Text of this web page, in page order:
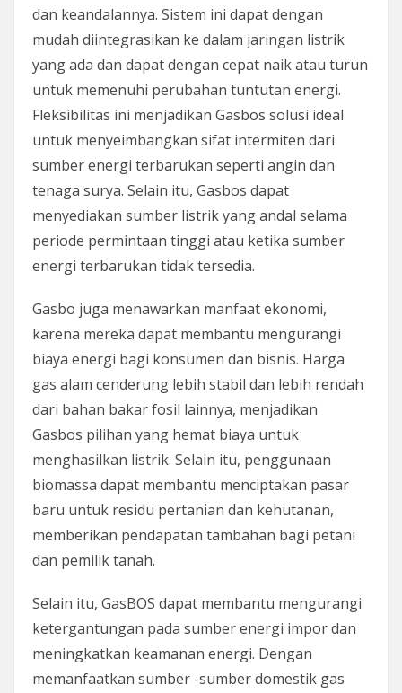
dan keandalannya. Sistem ini dapat dengan
mudah diintegrasikan ke dalam jaringan listrik
yang ada dan dapat dengan cepat naik atau turun
untuk memenuhi perubahan tuntutan energi.
Fleksibilitas ini menjadikan Gasbos solusi ideal
untuk menyeimbangkan sifat intermiten dari
sumber energi terbarukan seperti angin dan
tenaga surya. Selain itu, Gasbos dapat
menyediakan sumber listrik yang andal selama
periode permintaan tinggi atau ketika sumber
energi terbarukan tidak tersedia.
Gasbo juga menawarkan manfaat ekonomi,
karena mereka dapat membantu mengurangi
biaya energi bagi konsumen dan bisnis. Harga
gas alam cenderung lebih stabil dan lebih rendah
dari bahan bakar fosil lainnya, menjadikan
Gasbos pilihan yang hemat biaya untuk
menghasilkan listrik. Selain itu, penggunaan
biomassa dapat membantu menciptakan pasar
baru untuk residu pertanian dan kehutanan,
memberikan pendapatan tambahan bagi petani
dan pemilik tanah.
Selain itu, GasBOS dapat membantu mengurangi
ketergantungan pada sumber energi impor dan
meningkatkan keamanan energi. Dengan
memanfaatkan sumber -sumber domestik gas